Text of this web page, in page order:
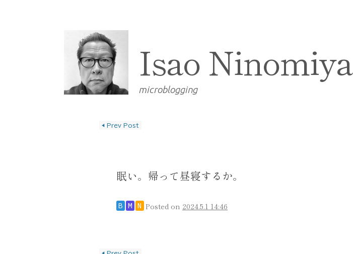
Isao Ninomiya
microblogging
◀ Prev Post
眠い。帰って昼寝するか。
B M N Posted on 2024.5.1 14:46